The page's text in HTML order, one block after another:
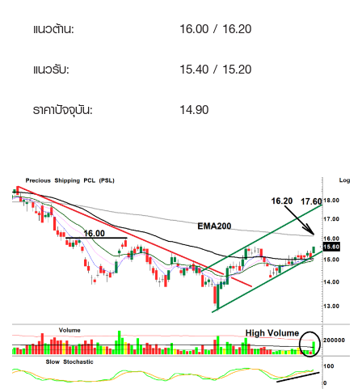
แนวต้าน:
16.00 / 16.20
แนวรับ:
15.40 / 15.20
ราคาปัจจุบัน:
14.90